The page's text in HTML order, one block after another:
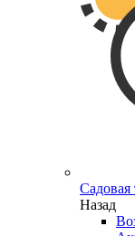
Садовая
Назад